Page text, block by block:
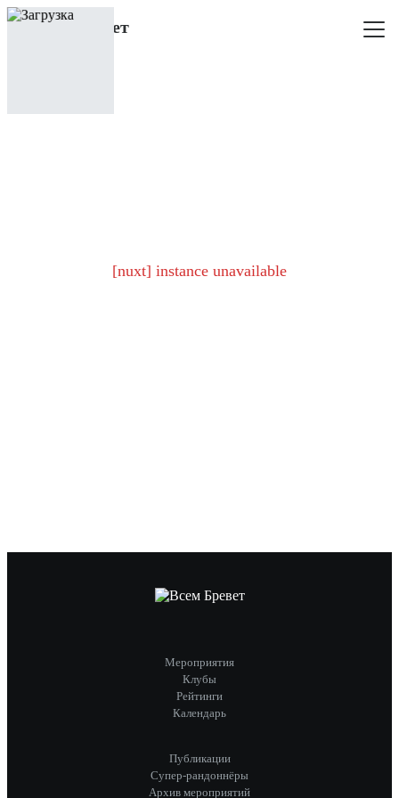
[nuxt] instance unavailable
Мероприятия
Клубы
Рейтинги
Календарь
Публикации
Супер-рандоннёры
Архив мероприятий